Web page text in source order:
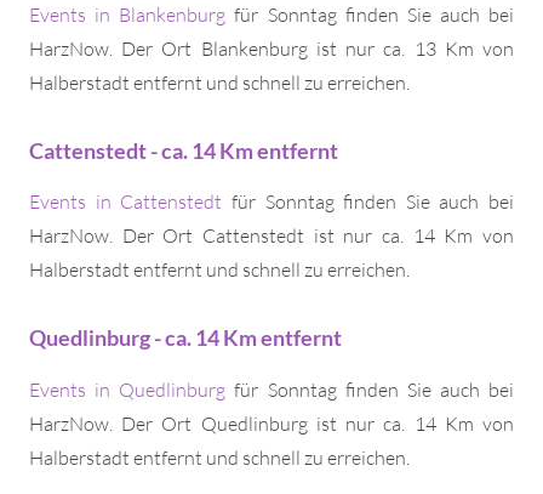
Events in Blankenburg für Sonntag finden Sie auch bei
HarzNow. Der Ort Blankenburg ist nur ca. 13 Km von
Halberstadt entfernt und schnell zu erreichen.
Cattenstedt - ca. 14 Km entfernt
Events in Cattenstedt für Sonntag finden Sie auch bei
HarzNow. Der Ort Cattenstedt ist nur ca. 14 Km von
Halberstadt entfernt und schnell zu erreichen.
Quedlinburg - ca. 14 Km entfernt
Events in Quedlinburg für Sonntag finden Sie auch bei
HarzNow. Der Ort Quedlinburg ist nur ca. 14 Km von
Halberstadt entfernt und schnell zu erreichen.